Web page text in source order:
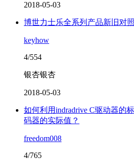
2018-05-03
博世力士乐全系列产品新旧对
keyhow
4/554
银杏银杏
2018-05-03
如何利用indradrive C驱动器的
码器的实际值？
freedom008
4/765